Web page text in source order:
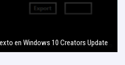
en Windows 10 Creators Update